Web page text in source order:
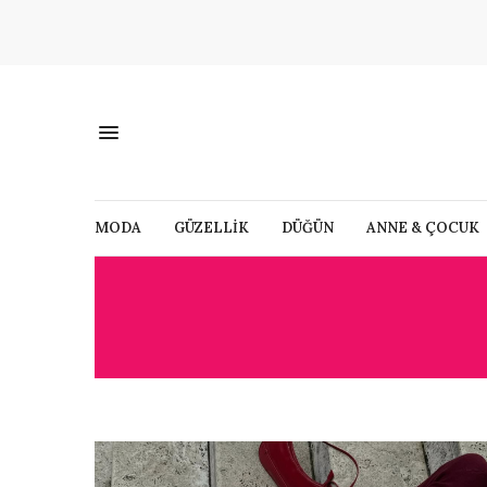
MODA GÜZELLİK DÜĞÜN ANNE & ÇOCUK